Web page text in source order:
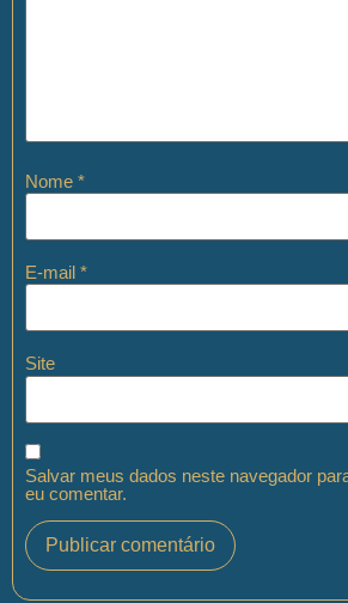
Nome *
E-mail *
Site
Salvar meus dados neste navegador
eu comentar.